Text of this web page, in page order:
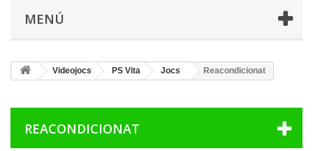
MENÚ
Videojocs PS Vita Jocs Reacondicionat
REACONDICIONAT